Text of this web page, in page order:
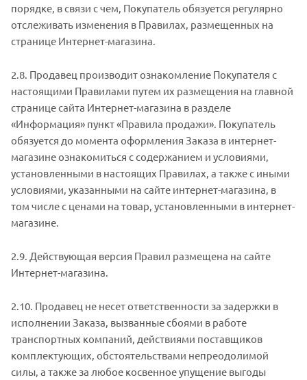
порядке, в связи с чем, Покупатель обязуется регулярно
отслеживать изменения в Правилах, размещенных на
странице Интернет-магазина.
2.8. Продавец производит ознакомление Покупателя с
настоящими Правилами путем их размещения на главной
странице сайта Интернет-магазина в разделе
«Информация» пункт «Правила продажи». Покупатель
обязуется до момента оформления Заказа в интернет-
магазине ознакомиться с содержанием и условиями,
установленными в настоящих Правилах, а также с иными
условиями, указанными на сайте интернет-магазина, в
том числе с ценами на товар, установленными в интернет-
магазине.
2.9. Действующая версия Правил размещена на сайте
Интернет-магазина.
2.10. Продавец не несет ответственности за задержки в
исполнении Заказа, вызванные сбоями в работе
транспортных компаний, действиями поставщиков
комплектующих, обстоятельствами непреодолимой
силы, а также за любое косвенное упущение выгоды